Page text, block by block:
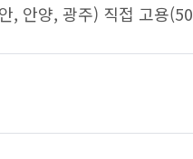
, 안양, 광주) 직접 고용